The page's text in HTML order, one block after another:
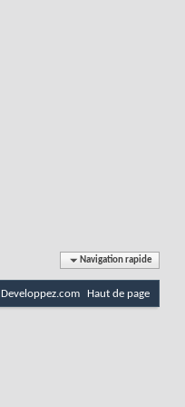
Navigation rapide
Developpez.com Haut de page